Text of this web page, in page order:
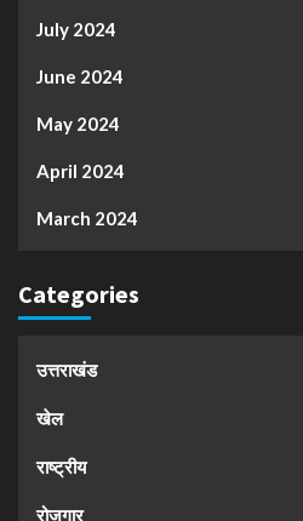
July 2024
June 2024
May 2024
April 2024
March 2024
Categories
उत्तराखंड
खेल
राष्ट्रीय
रोजगार